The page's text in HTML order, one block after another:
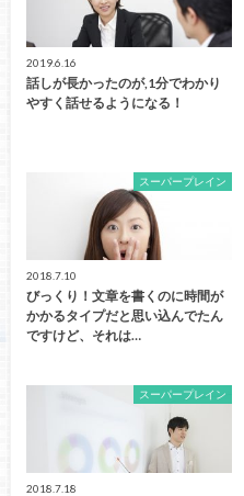
2019.6.16
話しが長かったのが,1分でわかり
やすく話せるようになる！
スーパープレイン
2018.7.10
びっくり！文章を書くのに時間が
かかるタイプだと思い込んでたん
ですけど、それは…
スーパープレイン
2018.7.18